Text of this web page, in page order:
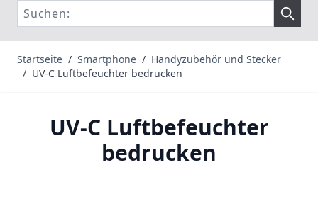
Startseite / Smartphone / Handyzubehör und Stecker
/ UV-C Luftbefeuchter bedrucken
UV-C Luftbefeuchter
bedrucken